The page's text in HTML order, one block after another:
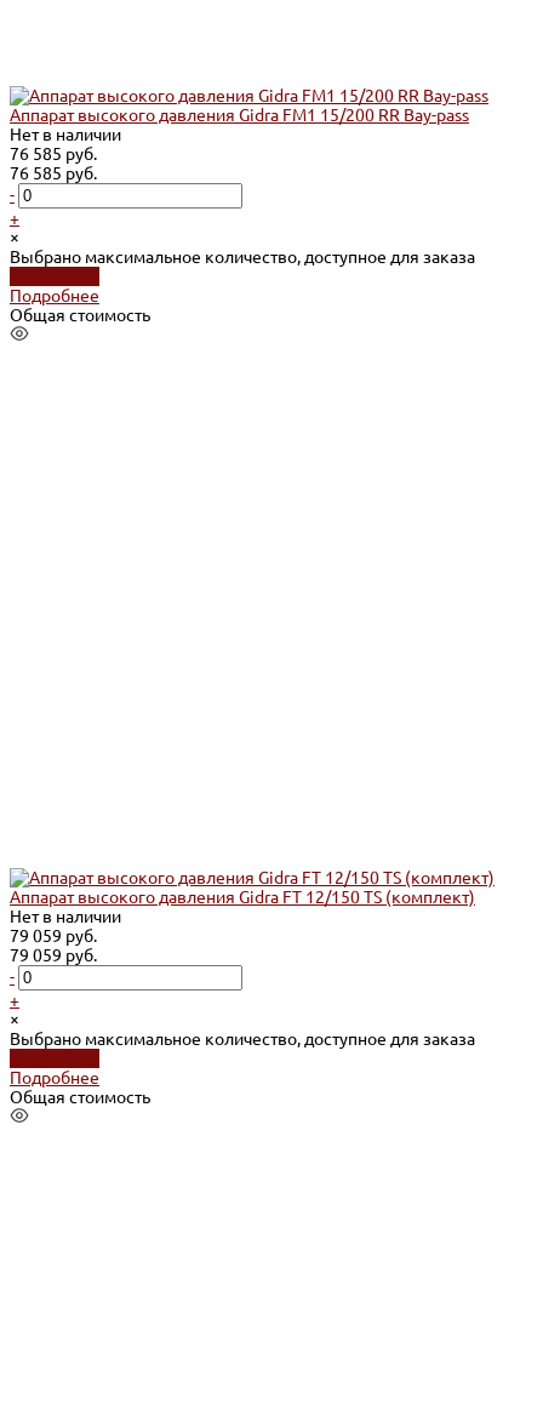
Аппарат высокого давления Gidra FM1 15/200 RR Bay-pass
Нет в наличии
76 585 руб.
76 585 руб.
-
+
×
Выбрано максимальное количество, доступное для заказа
Подробнее
Общая стоимость
Аппарат высокого давления Gidra FT 12/150 TS (комплект)
Нет в наличии
79 059 руб.
79 059 руб.
-
+
×
Выбрано максимальное количество, доступное для заказа
Подробнее
Общая стоимость